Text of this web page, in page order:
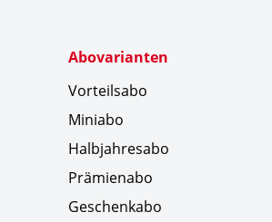
Abovarianten
Vorteilsabo
Miniabo
Halbjahresabo
Prämienabo
Geschenkabo